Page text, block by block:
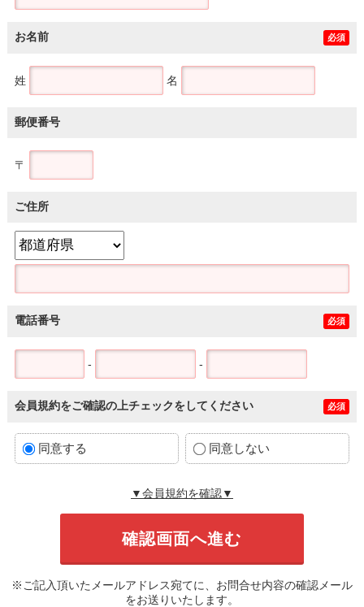
お名前 必須
姓 名
郵便番号
〒
ご住所
電話番号 必須
- -
会員規約をご確認の上チェックをしてください 必須
同意する 同意しない
▼会員規約を確認▼
※ご記入頂いたメールアドレス宛てに、お問合せ内容の確認メール
をお送りいたします。